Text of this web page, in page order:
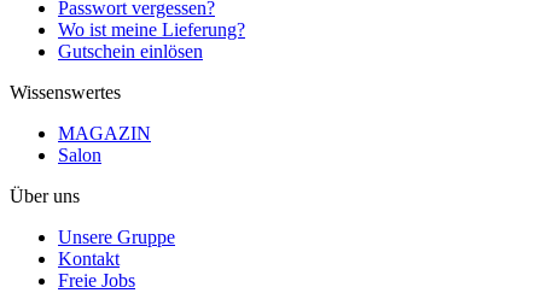
Passwort vergessen?
Wo ist meine Lieferung?
Gutschein einlösen
Wissenswertes
MAGAZIN
Salon
Über uns
Unsere Gruppe
Kontakt
Freie Jobs